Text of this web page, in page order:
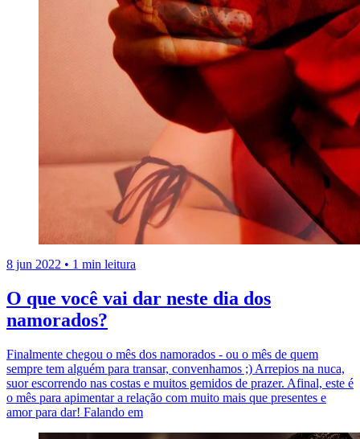
8 jun 2022 • 1 min leitura
O que você vai dar neste dia dos
namorados?
Finalmente chegou o mês dos namorados - ou o mês de quem
sempre tem alguém para transar, convenhamos ;) Arrepios na nuca,
suor escorrendo nas costas e muitos gemidos de prazer. Afinal, este é
o mês para apimentar a relação com muito mais que presentes e
amor para dar! Falando em